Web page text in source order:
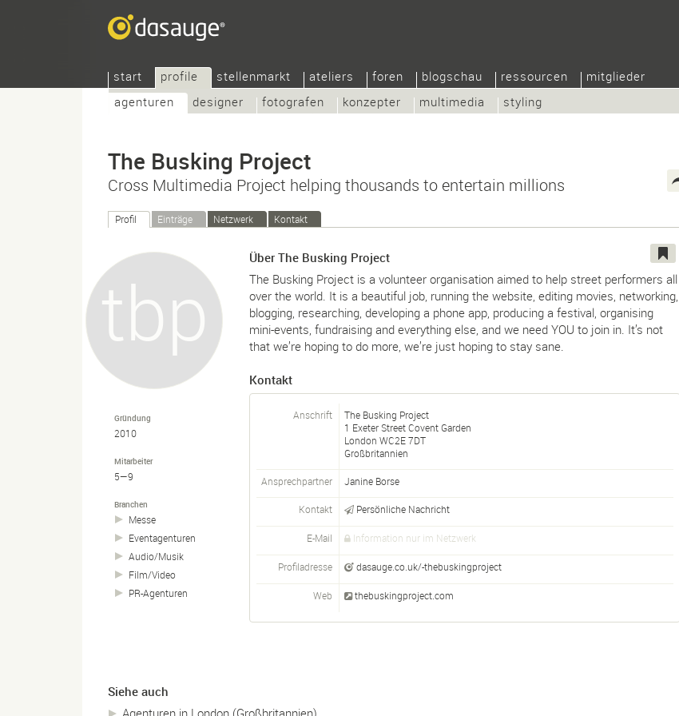
start
profile
agenturen
designer fotografen konzepter multimedia styling
stellenmarkt ateliers foren blogschau ressourcen mitglieder
The Busking Project
Cross Multimedia Project helping thousands to entertain millions
Profil Einträge Netzwerk Kontakt
Gründung
2010
Mitarbeiter
5—9
Branchen
Messe
Eventagenturen
Audio/Musik
Film/Video
PR-Agenturen
Über The Busking Project
The Busking Project is a volunteer organisation aimed to help street performers all
over the world. It is a beautiful job, running the website, editing movies, networking,
blogging, researching, developing a phone app, producing a festival, organising
mini-events, fundraising and everything else, and we need YOU to join in. It’s not
that we’re hoping to do more, we’re just hoping to stay sane.
Kontakt
Anschrift
The Busking Project
1 Exeter Street Covent Garden
London WC2E 7DT
Großbritannien
Ansprechpartner Janine Borse
Kontakt Persönliche Nachricht
E-Mail Information nur im Netzwerk
Profiladresse dasauge.co.uk/-thebuskingproject
Web thebuskingproject.com
Siehe auch
Agenturen in London (Großbritannien)